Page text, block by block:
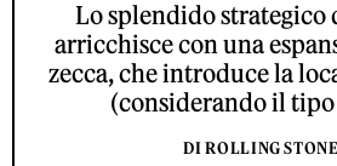
Lo splendido strategico
arricchisce con una
zecca, che introduce la
(considerando il
DI ROLLING